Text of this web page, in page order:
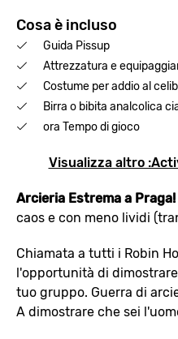
Cosa è incluso
Guida Pissup
Attrezzatura e
Costume per addio al
Birra o bibita analcolica
ora Tempo di gioco
Visualizza altro
Arcieria Estrema a Praga!
caos e con meno lividi
Chiamata a tutti i Robin
l'opportunità di
tuo gruppo. Guerra di
A dimostrare che sei